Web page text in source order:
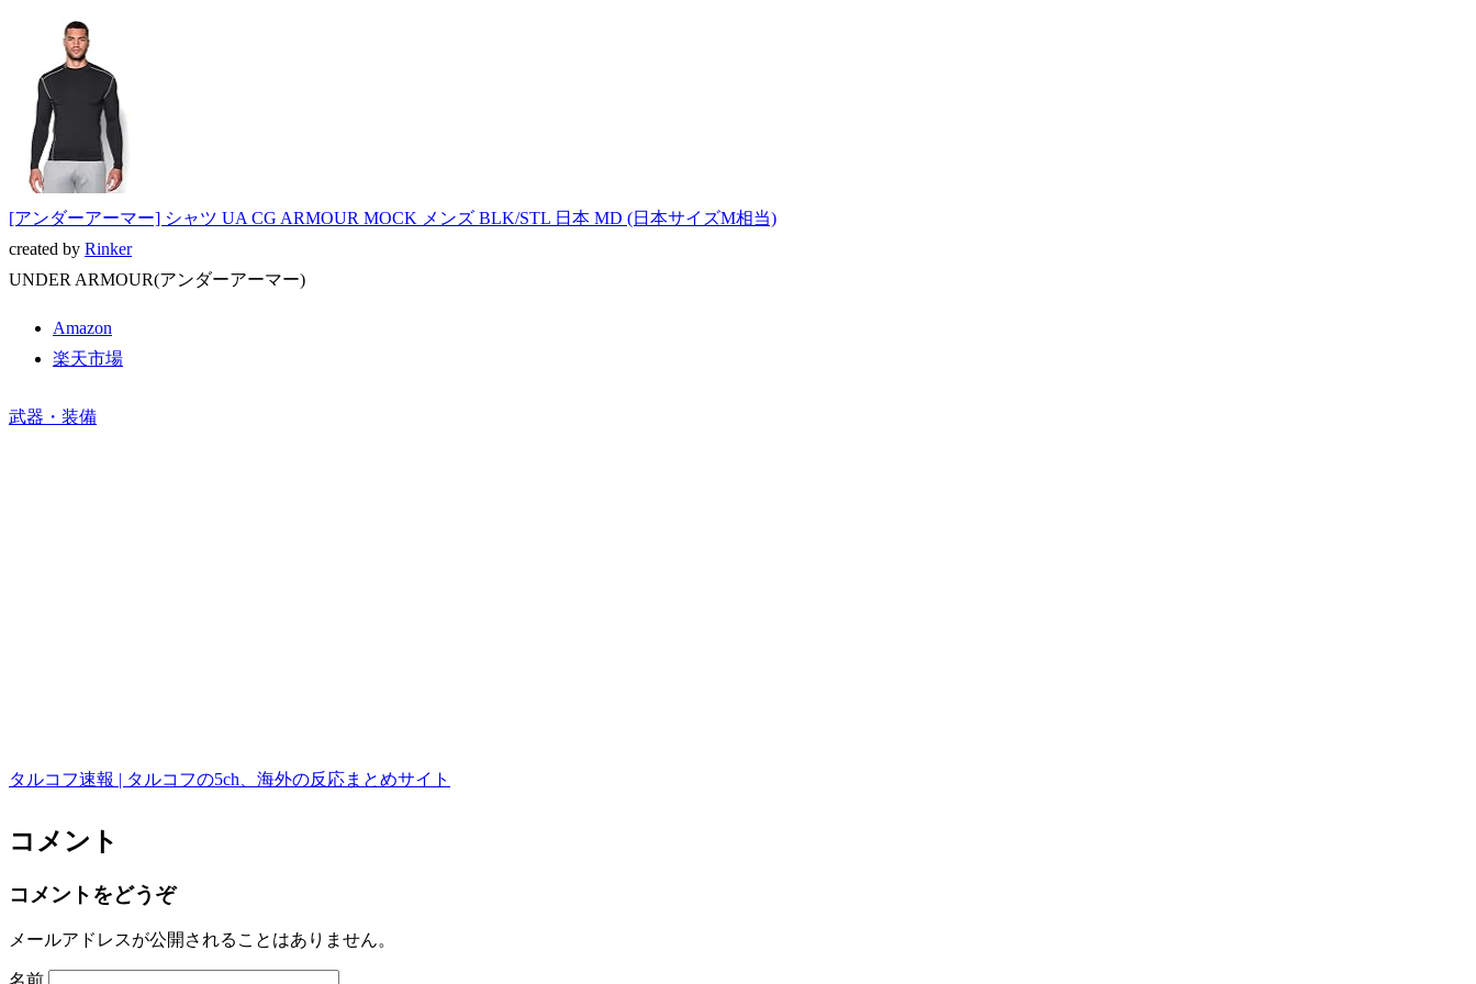
[アンダーアーマー] シャツ UA CG ARMOUR MOCK メンズ BLK/STL 日本 MD (日本サイズM相当)
created by Rinker
UNDER ARMOUR(アンダーアーマー)
Amazon
楽天市場
武器・装備
タルコフ速報 | タルコフの5ch、海外の反応まとめサイト
コメント
コメントをどうぞ
メールアドレスが公開されることはありません。